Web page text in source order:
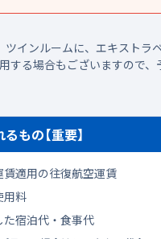
インルームに、エキストラベ
する場合もございますので、
もの【重要】
適用の往復航空運賃
用料
宿泊代・食事代